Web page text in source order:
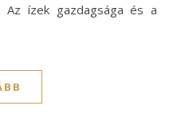
Az ízek gazdagsága és a